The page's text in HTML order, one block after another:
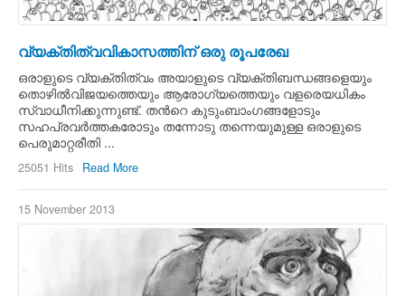
വ്യക്തിത്വവികാസത്തിന് ഒരു രൂപരേഖ
ഒരാളുടെ വ്യക്തിത്വം അയാളുടെ വ്യക്തിബന്ധങ്ങളെയും
തൊഴില്‍വിജയത്തെയും ആരോഗ്യത്തെയും വളരെയധികം
സ്വാധീനിക്കുന്നുണ്ട്. തന്‍റെ കുടുംബാംഗങ്ങളോടും
സഹപ്രവര്‍ത്തകരോടും തന്നോടു തന്നെയുമുള്ള ഒരാളുടെ
പെരുമാറ്റരീതി ...
25051 Hits Read More
15 November 2013